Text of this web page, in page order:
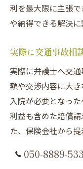
利を最大限に主張
や納得できる解決に
実際に交通事故相
実際に弁護士へ交
額や交渉内容に大
入院が必要となっ
利益も含めた賠償
た、保険会社から
でも、弁護士が介
適正に見直される
050-8889-